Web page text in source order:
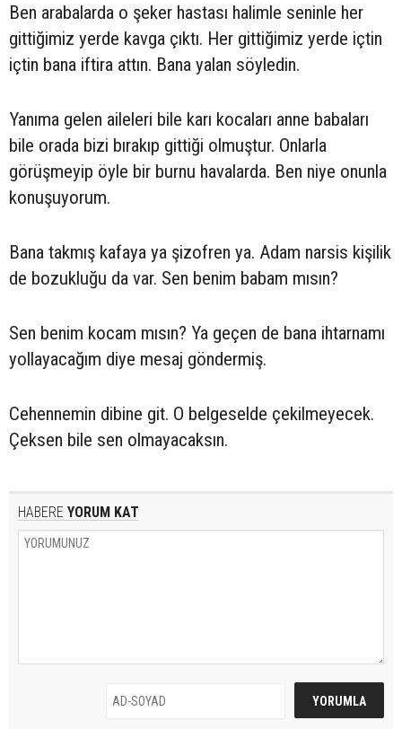
Ben arabalarda o şeker hastası halimle seninle her
gittiğimiz yerde kavga çıktı. Her gittiğimiz yerde içtin
içtin bana iftira attın. Bana yalan söyledin.
Yanıma gelen aileleri bile karı kocaları anne babaları
bile orada bizi bırakıp gittiği olmuştur. Onlarla
görüşmeyip öyle bir burnu havalarda. Ben niye onunla
konuşuyorum.
Bana takmış kafaya ya şizofren ya. Adam narsis kişilik
de bozukluğu da var. Sen benim babam mısın?
Sen benim kocam mısın? Ya geçen de bana ihtarnamı
yollayacağım diye mesaj göndermiş.
Cehennemin dibine git. O belgeselde çekilmeyecek.
Çeksen bile sen olmayacaksın.
HABERE YORUM KAT